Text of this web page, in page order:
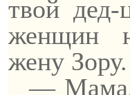
твой
женщин
жену Зору.
—